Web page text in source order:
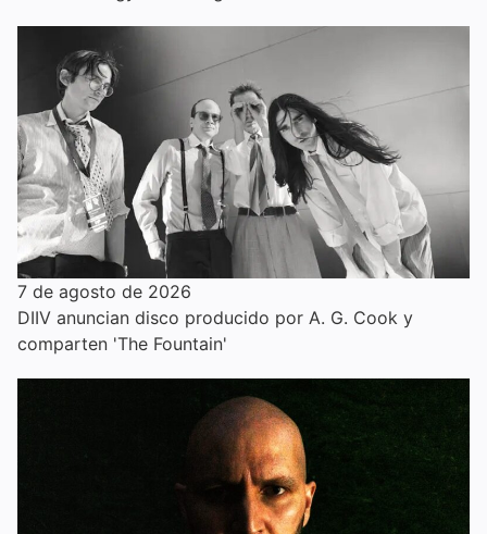
7 de agosto de 2026
DIIV anuncian disco producido por A. G. Cook y
comparten 'The Fountain'